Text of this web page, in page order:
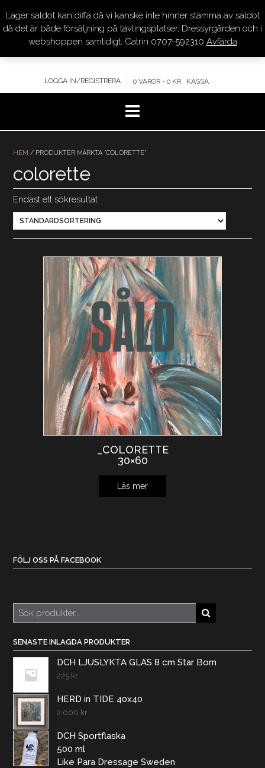
DRESSYR.COM
KVALITET – KOMPETENS – SERVICE
LOGGA IN/REGISTRERA 0 VAROR - 0 KR KASSA
HEM / PRODUKTER MÄRKTA ”COLORETTE”
colorette
Endast ett sökresultat
_COLORETTE
30×60
Läs mer
FÖLJ OSS PÅ FACEBOOK
Sök
efter:
SENASTE INLAGDA PRODUKTER
DCH LJUSLYKTA GLAS 8 cm Star Born
225 kr
HERD in TIDE 40x40
2.000 kr
DCH Sportflaska
500 ml
Like Para Dressage Sweden
Lager saldot kan diffa då vi kanske inte hinner stämma av saldot
då det är både försäljning på tävlingsplatser, Dressyrgården och i
webshoppen samtidigt. Catrin 0707-592310 Avfärda